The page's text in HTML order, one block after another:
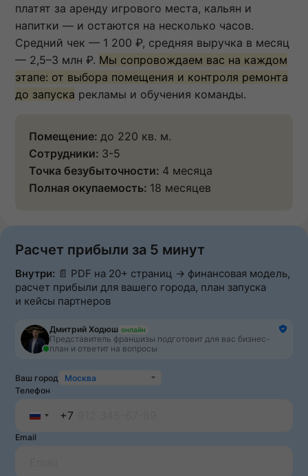
платят за аренду игрового места, кальян и
напитки — и остаются на несколько часов.
Средний чек — 1 200 ₽, средняя выручка в месяц
— 2,5–3 млн ₽. Мы сопровождаем вас на каждом
этапе: от выбора помещения и контроля ремонта
до запуска рекламы и обучения команды.
Помещение: до 220 кв. м.
Сотрудники: 3-5
Точка безубыточности: 4 месяца
Полная окупаемость: 18 месяцев
Расчет прибыли за 5 минут
Внутри: 📄 PDF на 20+ страниц → финансовая модель,
расчет прибыли для вашего города, план запуска
и кейсы партнеров
Дмитрий Ходюш онлайн
Представитель франшизы подготовит для вас бизнес-
план и ответит на вопросы
Ваш город
Москва
Телефон
+7
Email